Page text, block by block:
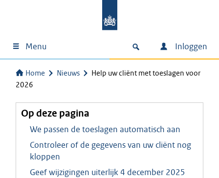
Menu Inloggen
Home Nieuws
Help uw cliënt met toeslagen voor
2026
Op deze pagina
We passen de toeslagen automatisch aan
Controleer of de gegevens van uw cliënt nog
kloppen
Geef wijzigingen uiterlijk 4 december 2025